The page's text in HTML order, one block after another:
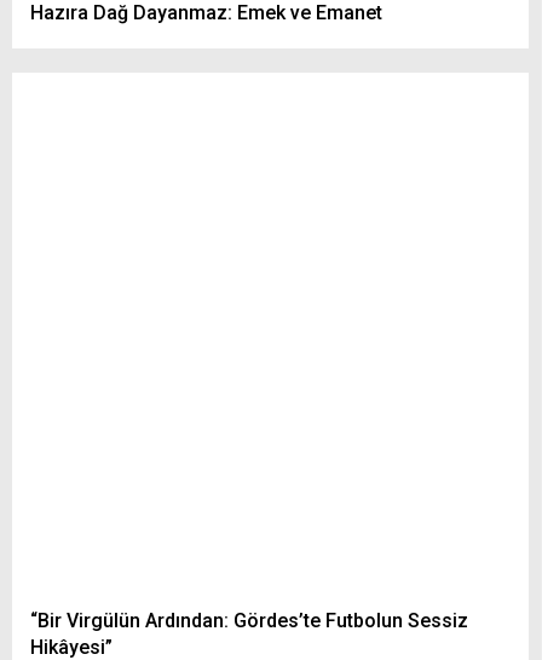
Hazıra Dağ Dayanmaz: Emek ve Emanet
“Bir Virgülün Ardından: Gördes’te Futbolun Sessiz
Hikâyesi”